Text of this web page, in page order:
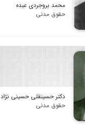
محمد بروجردی عبده
حقوق مدنی
دکتر حسینقلی حسینی نژاد
حقوق مدنی